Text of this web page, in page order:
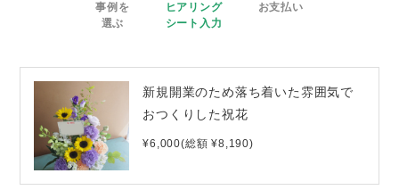
事例を
選ぶ
ヒアリング
シート入力
お支払い
新規開業のため落ち着いた雰囲気で
おつくりした祝花
¥6,000(総額 ¥8,190)